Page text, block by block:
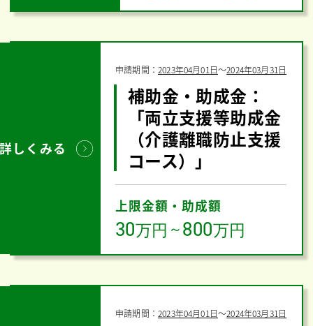
詳しくみる
申請期間：2023年04月01日〜2024年03月31日
補助金・助成金：
「両立支援等助成金
（介護離職防止支援
コース）」
上限金額・助成額
30万円 ～800万円
申請期間：2023年04月01日〜2024年03月31日